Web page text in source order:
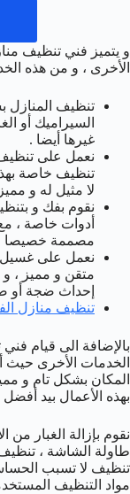
و يتميز فني تنظيف
الأخرى ، و من هذه
تنظيف المنازل
السيراميك أو
غيرها أيضا .
نعمل على
تنظيف خاصة
لا مثيل له و
نقوم بفك و
أدوات خاصة ،
مصممة خصيصا
نعمل على غسيل
متقن و مميز ، و
إحداث ضجة أو
تنظيف منازل
بالإضافة الى قيام
الخدمات الأخرى
المكان بشكل تام و
بهذه الأعمال بيد أفضل
نقوم بإزالة الغبار
طاولة الشاشة ،
تنظيف لا تسبب
مواد التنظيف